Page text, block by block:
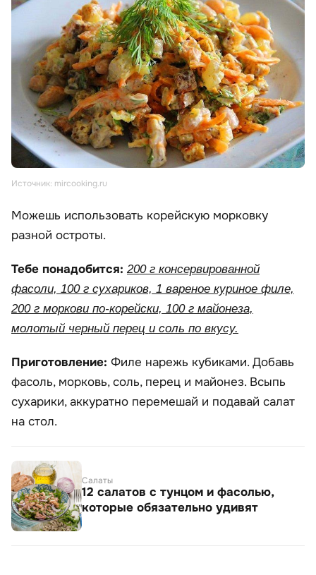
Источник: mircooking.ru
Можешь использовать корейскую морковку
разной остроты.
Тебе понадобится: 200 г консервированной
фасоли, 100 г сухариков, 1 вареное куриное филе,
200 г моркови по-корейски, 100 г майонеза,
молотый черный перец и соль по вкусу.
Приготовление: Филе нарежь кубиками. Добавь
фасоль, морковь, соль, перец и майонез. Всыпь
сухарики, аккуратно перемешай и подавай салат
на стол.
Салаты
12 cалатов с тунцом и фасолью,
которые обязательно удивят